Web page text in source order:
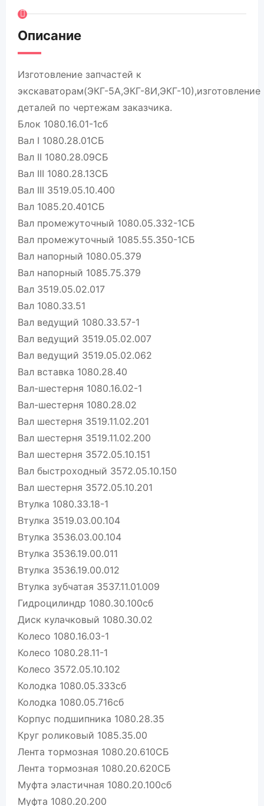
Описание
Изготовление запчастей к
экскаваторам(ЭКГ-5А,ЭКГ-8И,ЭКГ-10),изготовление
деталей по чертежам заказчика.
Блок 1080.16.01-1сб
Вал I 1080.28.01СБ
Вал II 1080.28.09СБ
Вал III 1080.28.13СБ
Вал III 3519.05.10.400
Вал 1085.20.401СБ
Вал промежуточный 1080.05.332-1СБ
Вал промежуточный 1085.55.350-1СБ
Вал напорный 1080.05.379
Вал напорный 1085.75.379
Вал 3519.05.02.017
Вал 1080.33.51
Вал ведущий 1080.33.57-1
Вал ведущий 3519.05.02.007
Вал ведущий 3519.05.02.062
Вал вставка 1080.28.40
Вал-шестерня 1080.16.02-1
Вал-шестерня 1080.28.02
Вал шестерня 3519.11.02.201
Вал шестерня 3519.11.02.200
Вал шестерня 3572.05.10.151
Вал быстроходный 3572.05.10.150
Вал шестерня 3572.05.10.201
Втулка 1080.33.18-1
Втулка 3519.03.00.104
Втулка 3536.03.00.104
Втулка 3536.19.00.011
Втулка 3536.19.00.012
Втулка зубчатая 3537.11.01.009
Гидроцилиндр 1080.30.100сб
Диск кулачковый 1080.30.02
Колесо 1080.16.03-1
Колесо 1080.28.11-1
Колесо 3572.05.10.102
Колодка 1080.05.333сб
Колодка 1080.05.716сб
Корпус подшипника 1080.28.35
Круг роликовый 1085.35.00
Лента тормозная 1080.20.610СБ
Лента тормозная 1080.20.620СБ
Муфта эластичная 1080.20.100сб
Муфта 1080.20.200